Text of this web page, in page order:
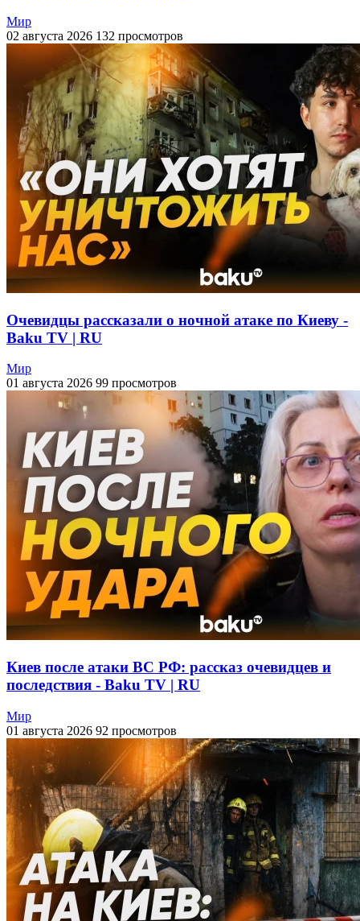
Мир
02 августа 2026 132 просмотров
Очевидцы рассказали о ночной атаке по Киеву -
Baku TV | RU
Мир
01 августа 2026 99 просмотров
Киев после атаки ВС РФ: рассказ очевидцев и
последствия - Baku TV | RU
Мир
01 августа 2026 92 просмотров